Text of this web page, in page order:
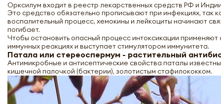
Орксилум входит в реестр лекарственных средств РФ и
Это средство обязательно прописывают при инфекциях, так
воспалительный процесс, хемокины и лейкоциты начинают
погибает.
Чтобы остановить опасный процесс интоксикации
иммунных реакциях и выступает стимулятором иммунитета.
Патала или стереоспермум - растительный
Антимикробные и антисептические свойства паталы
кишечной палочкой (бактерии), золотистым стафилококком.